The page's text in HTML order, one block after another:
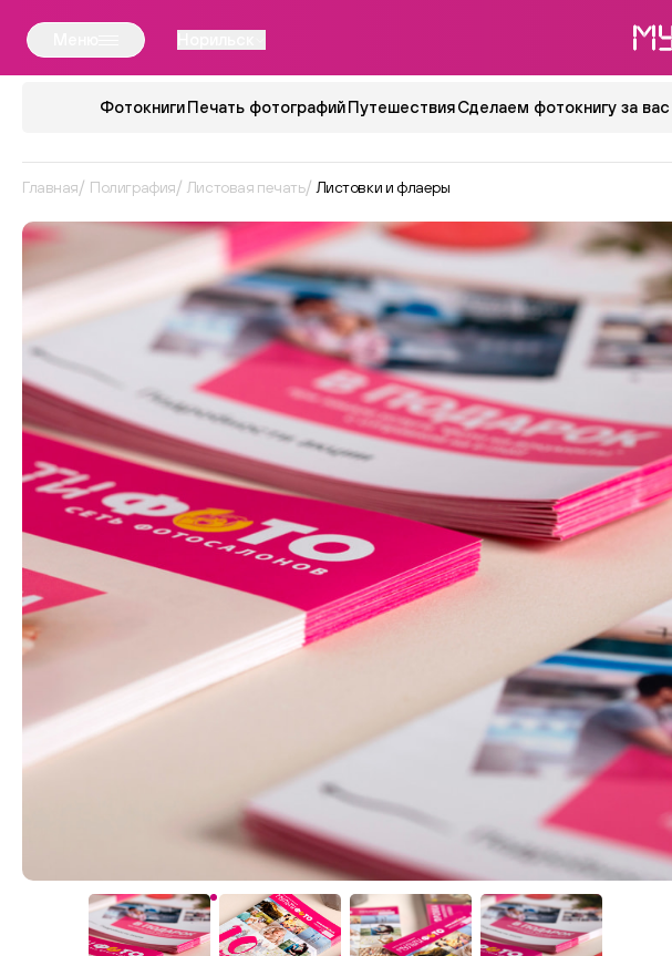
Фотокниги Печать фотографий Путешествия Сделаем фотокнигу за вас
Главная Полиграфия Листовая печать Листовки и флаеры